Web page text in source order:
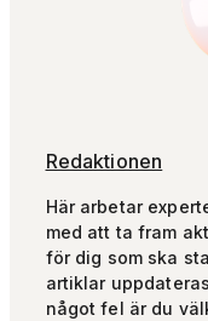
Redaktionen
Här arbetar
med att ta fram
för dig som ska
artiklar
något fel är du